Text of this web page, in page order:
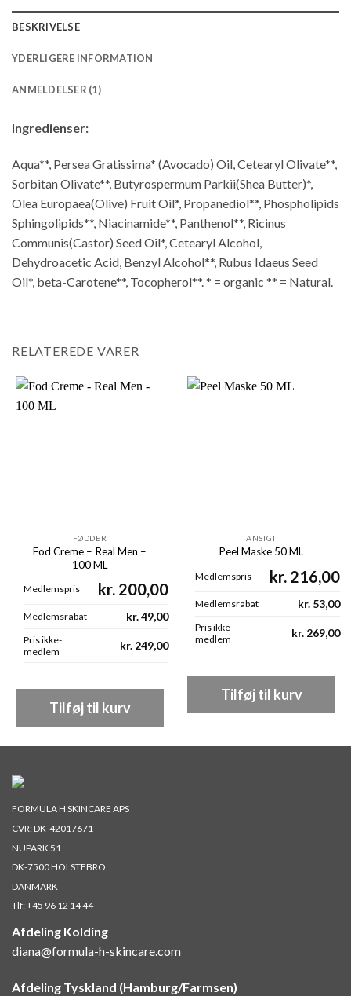
BESKRIVELSE
YDERLIGERE INFORMATION
ANMELDELSER (1)
Ingredienser:
Aqua**, Persea Gratissima* (Avocado) Oil, Cetearyl Olivate**,
Sorbitan Olivate**, Butyrospermum Parkii(Shea Butter)*,
Olea Europaea(Olive) Fruit Oil*, Propanediol**, Phospholipids
Sphingolipids**, Niacinamide**, Panthenol**, Ricinus
Communis(Castor) Seed Oil*, Cetearyl Alcohol,
Dehydroacetic Acid, Benzyl Alcohol**, Rubus Idaeus Seed
Oil*, beta-Carotene**, Tocopherol**. * = organic ** = Natural.
RELATEREDE VARER
FØDDER
Fod Creme – Real Men –
100 ML
Medlemspris kr. 200,00
Medlemsrabat kr.49,00
Pris ikke-
medlem
kr. 249,00
Tilføj til kurv
ANSIGT
Peel Maske 50 ML
Medlemspris kr. 216,00
Medlemsrabat kr. 53,00
Pris ikke-
medlem
kr. 269,00
Tilføj til kurv
FORMULA H SKINCARE APS
CVR: DK-42017671
NUPARK 51
DK-7500 HOLSTEBRO
DANMARK
Tlf:+45 96 12 14 44
Afdeling Kolding
diana@formula-h-skincare.com
Afdeling Tyskland (Hamburg/Farmsen)